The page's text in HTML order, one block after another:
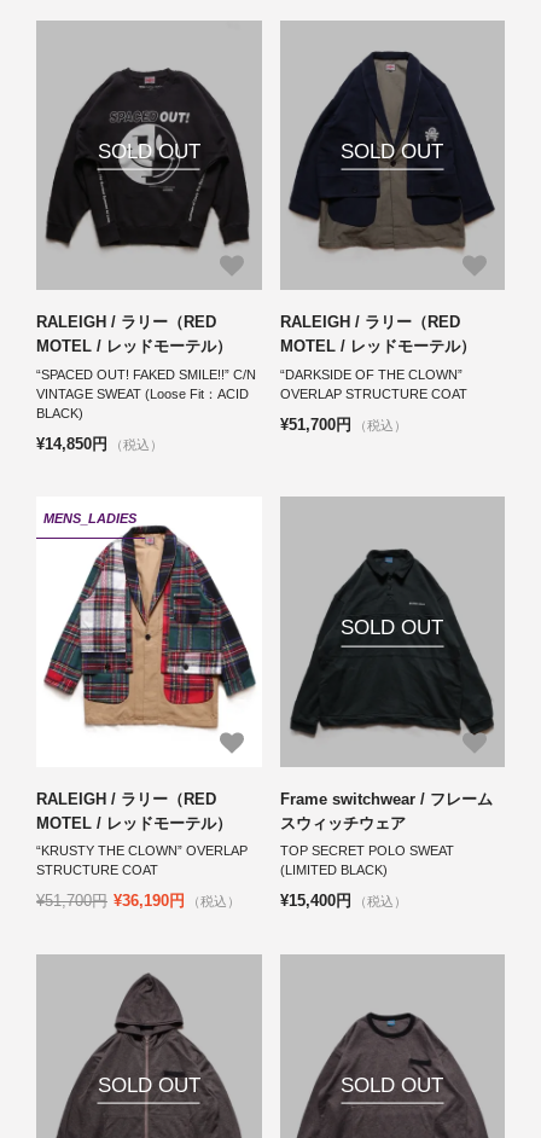
SOLD OUT
RALEIGH / ラリー（RED
MOTEL / レッドモーテル）
“SPACED OUT! FAKED SMILE!!” C/N
VINTAGE SWEAT (Loose Fit：ACID
BLACK)
¥14,850円 （税込）
SOLD OUT
RALEIGH / ラリー（RED
MOTEL / レッドモーテル）
“DARKSIDE OF THE CLOWN”
OVERLAP STRUCTURE COAT
¥51,700円 （税込）
MENS_LADIES
RALEIGH / ラリー（RED
MOTEL / レッドモーテル）
“KRUSTY THE CLOWN” OVERLAP
STRUCTURE COAT
¥51,700円 ¥36,190円 （税込）
SOLD OUT
Frame switchwear / フレーム
スウィッチウェア
TOP SECRET POLO SWEAT
(LIMITED BLACK)
¥15,400円 （税込）
SOLD OUT SOLD OUT